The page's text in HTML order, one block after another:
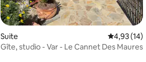
Suite Évaluation
4,93 (14)
Gîte, studio - Var - Le Cannet Des Maures